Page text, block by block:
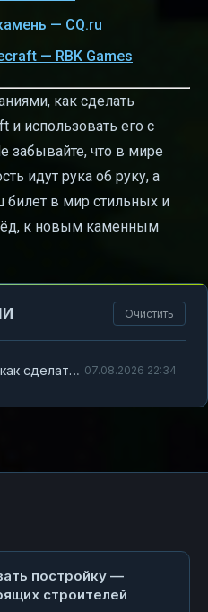
— CQ.ru
— RBK Games
как сделать
и использовать его с
забывайте, что в мире
идут рука об руку, а
билет в мир стильных и
к новым каменным
Очистить
Minecraft гладкий камень как сделать — полный гайд для настоящих строителей 07.08.2026 22:34
постройку —
строителей